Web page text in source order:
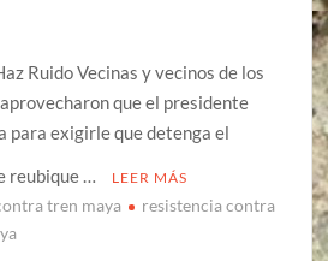
Ruido Vecinas y vecinos de los
que el presidente
para exigirle que detenga el
reubique …
LEER MÁS
tren maya
resistencia contra